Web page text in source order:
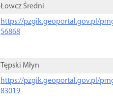
Łowcz Średni
https://pzgik.geoportal.gov.pl/
56868
Tępski Młyn
https://pzgik.geoportal.gov.pl/
83019